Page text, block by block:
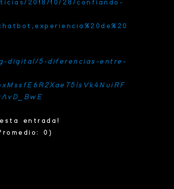
2018/10/28/confiando-
digital/5-diferencias-entre-
entrada!
0 )